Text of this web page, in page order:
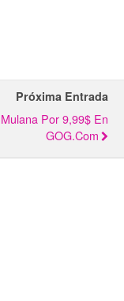
Próxima Entrada
Por 9,99$ En
GOG.com